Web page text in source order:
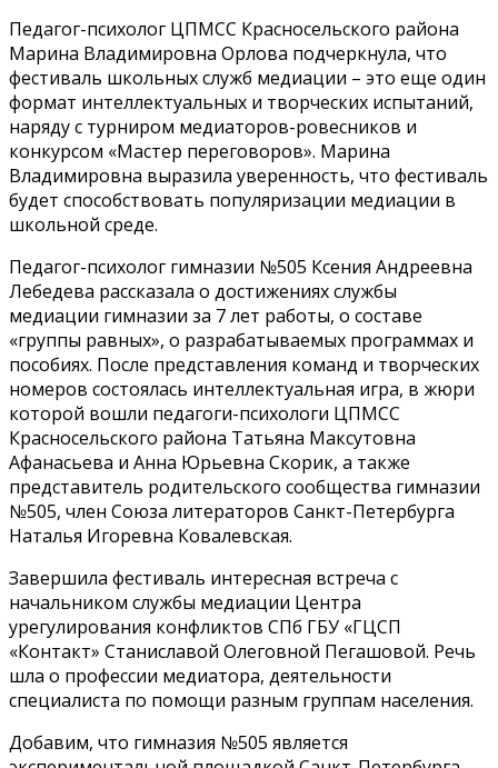
Педагог-психолог ЦПМСС Красносельского района
Марина Владимировна Орлова подчеркнула, что
фестиваль школьных служб медиации – это еще один
формат интеллектуальных и творческих испытаний,
наряду с турниром медиаторов-ровесников и
конкурсом «Мастер переговоров». Марина
Владимировна выразила уверенность, что фестиваль
будет способствовать популяризации медиации в
школьной среде.
Педагог-психолог гимназии №505 Ксения Андреевна
Лебедева рассказала о достижениях службы
медиации гимназии за 7 лет работы, о составе
«группы равных», о разрабатываемых программах и
пособиях. После представления команд и творческих
номеров состоялась интеллектуальная игра, в жюри
которой вошли педагоги-психологи ЦПМСС
Красносельского района Татьяна Максутовна
Афанасьева и Анна Юрьевна Скорик, а также
представитель родительского сообщества гимназии
№505, член Союза литераторов Санкт-Петербурга
Наталья Игоревна Ковалевская.
Завершила фестиваль интересная встреча с
начальником службы медиации Центра
урегулирования конфликтов СПб ГБУ «ГЦСП
«Контакт» Станиславой Олеговной Пегашовой. Речь
шла о профессии медиатора, деятельности
специалиста по помощи разным группам населения.
Добавим, что гимназия №505 является